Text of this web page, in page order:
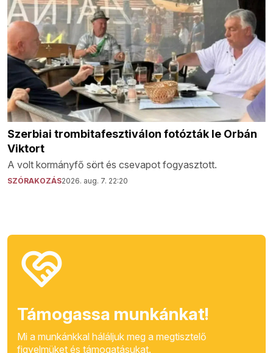
Szerbiai trombitafesztiválon fotózták le Orbán
Viktort
A volt kormányfő sört és csevapot fogyasztott.
SZÓRAKOZÁS2026. aug. 7. 22:20
Támogassa munkánkat!
Mi a munkánkkal háláljuk meg a megtisztelő
figyelmüket és támogatásukat.